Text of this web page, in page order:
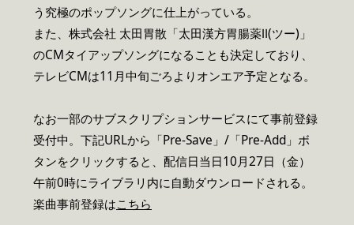
う究極のポップソングに仕上がっている。
また、株式会社 太田胃散「太田漢方胃腸薬Ⅱ(ツー)」
のCMタイアップソングになることも決定しており、
テレビCMは11月中旬ごろよりオンエア予定となる。
なお一部のサブスクリプションサービスにて事前登録
受付中。下記URLから「Pre-Save」/「Pre-Add」ボ
タンをクリックすると、配信日当日10月27日（金）
午前0時にライブラリ内に自動ダウンロードされる。
楽曲事前登録はこちら